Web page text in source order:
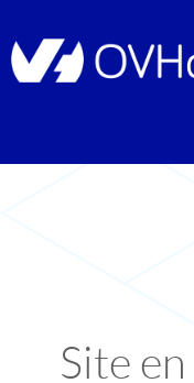
Site